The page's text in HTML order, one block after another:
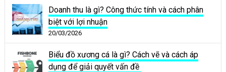
Doanh thu là gì? Công thức tính và cách phân
biệt với lợi nhuận
20/03/2026
Biểu đồ xương cá là gì? Cách vẽ và cách áp
dụng để giải quyết vấn đề